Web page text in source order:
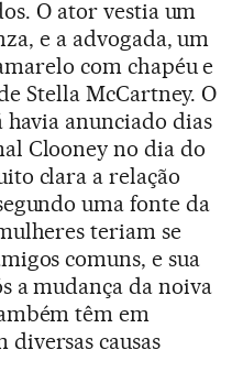
O ator vestia um
e a advogada, um
com chapéu e
Stella McCartney. O
anunciado dias
Clooney no dia do
clara a relação
uma fonte da
teriam se
comuns, e sua
a mudança da noiva
têm em
causas